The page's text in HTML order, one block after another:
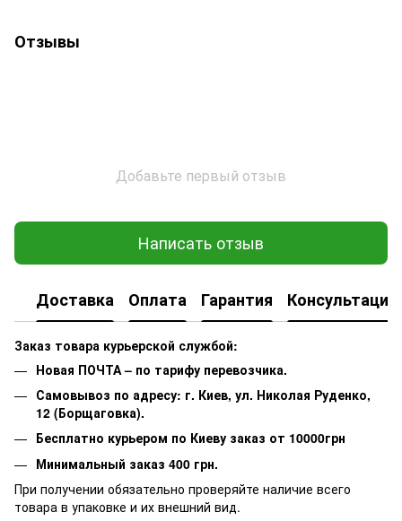
Отзывы
Добавьте первый отзыв
Написать отзыв
Доставка Оплата Гарантия Консультация
Заказ товара курьерской службой:
Новая ПОЧТА – по тарифу перевозчика.
Самовывоз по адресу: г. Киев, ул. Николая Руденко,
12 (Борщаговка).
Бесплатно курьером по Киеву заказ от 10000грн
Минимальный заказ 400 грн.
При получении обязательно проверяйте наличие всего
товара в упаковке и их внешний вид.